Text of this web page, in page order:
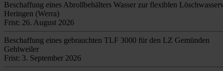
Beschaffung eines Abrollbehälters Wasser zur flexiblen
Heringen (Werra)
Frist: 26. August 2026
Beschaffung eines gebrauchten TLF 3000 für den LZ Gemünden
Gehlweiler
Frist: 3. September 2026